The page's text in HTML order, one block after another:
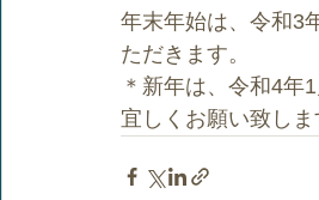
年末年始は、令和3
ただきます。
＊新年は、令和4年
宜しくお願い致し